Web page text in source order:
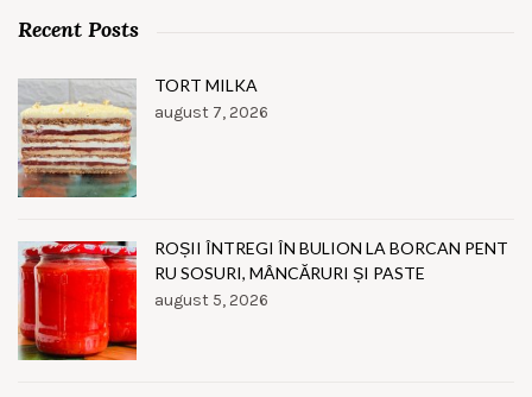
Recent Posts
TORT MILKA
august 7, 2026
ROȘII ÎNTREGI ÎN BULION LA BORCAN PENT
RU SOSURI, MÂNCĂRURI ȘI PASTE
august 5, 2026